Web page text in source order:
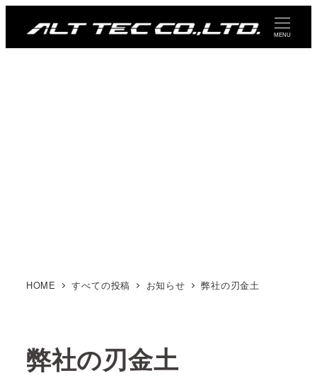
MENU
HOME すべての投稿 お知らせ 弊社の刃金土
弊社の刃金土